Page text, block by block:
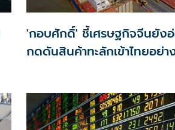
'กอบศักดิ์' ชี้เศรษฐกิจจีนยัง
กดดันสินค้าทะลักเข้าไทยอย่